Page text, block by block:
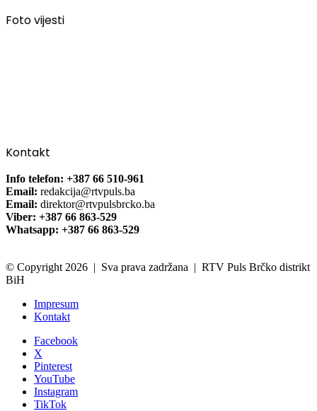
Foto vijesti
Kontakt
Info telefon: +387 66 510-961
Email: redakcija@rtvpuls.ba
Email: direktor@rtvpulsbrcko.ba
Viber: +387 66 863-529
Whatsapp: +387 66 863-529
© Copyright 2026 | Sva prava zadržana | RTV Puls Brčko distrikt
BiH
Impresum
Kontakt
Facebook
X
Pinterest
YouTube
Instagram
TikTok